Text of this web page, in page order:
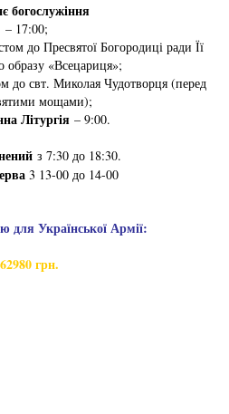
богослужіння
– 17:00;
до Пресвятої Богородиці ради Її
образу «Всецариця»;
до свт. Миколая Чудотворця (перед
мощами);
Літургія– 9:00.
з 7:30 до 18:30.
3 13-00 до 14-00
для Української Армії:
грн.